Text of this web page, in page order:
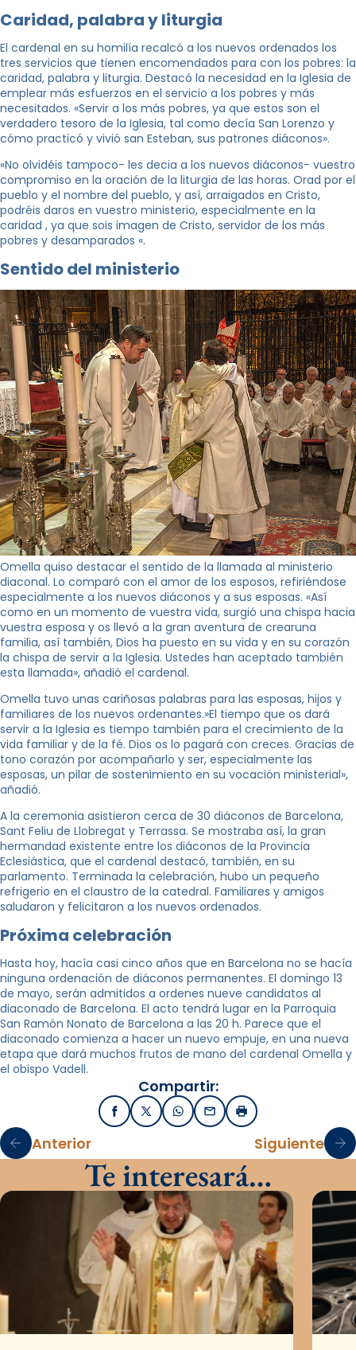
Caridad, palabra y liturgia
El cardenal en su homilía recalcó a los nuevos ordenados los
tres servicios que tienen encomendados para con los pobres: la
caridad, palabra y liturgia. Destacó la necesidad en la Iglesia de
emplear más esfuerzos en el servicio a los pobres y más
necesitados. «Servir a los más pobres, ya que estos son el
verdadero tesoro de la Iglesia, tal como decía San Lorenzo y
cómo practicó y vivió san Esteban, sus patrones diáconos».
«No olvidéis tampoco- les decia a los nuevos diáconos- vuestro
compromiso en la oración de la liturgia de las horas. Orad por el
pueblo y el nombre del pueblo, y así, arraigados en Cristo,
podréis daros en vuestro ministerio, especialmente en la
caridad , ya que sois imagen de Cristo, servidor de los más
pobres y desamparados «.
Sentido del ministerio
Omella quiso destacar el sentido de la llamada al ministerio
diaconal. Lo comparó con el amor de los esposos, refiriéndose
especialmente a los nuevos diáconos y a sus esposas. «Así
como en un momento de vuestra vida, surgió una chispa hacia
vuestra esposa y os llevó a la gran aventura de crearuna
familia, así también, Dios ha puesto en su vida y en su corazón
la chispa de servir a la Iglesia. Ustedes han aceptado también
esta llamada», añadió el cardenal.
Omella tuvo unas cariñosas palabras para las esposas, hijos y
familiares de los nuevos ordenantes.»El tiempo que os dará
servir a la Iglesia es tiempo también para el crecimiento de la
vida familiar y de la fé. Dios os lo pagará con creces. Gracias de
tono corazón por acompañarlo y ser, especialmente las
esposas, un pilar de sostenimiento en su vocación ministerial»,
añadió.
A la ceremonia asistieron cerca de 30 diáconos de Barcelona, ​​
Sant Feliu de Llobregat y Terrassa. Se mostraba así, la gran
hermandad existente entre los diáconos de la Provincia
Eclesiástica, que el cardenal destacó, también, en su
parlamento. Terminada la celebración, hubo un pequeño
refrigerio en el claustro de la catedral. Familiares y amigos
saludaron y felicitaron a los nuevos ordenados.
Próxima celebración
Hasta hoy, hacía casi cinco años que en Barcelona no se hacía
ninguna ordenación de diáconos permanentes. El domingo 13
de mayo, serán admitidos a ordenes nueve candidatos al
diaconado de Barcelona. El acto tendrá lugar en la Parroquia
San Ramón Nonato de Barcelona a las 20 h. Parece que el
diaconado comienza a hacer un nuevo empuje, en una nueva
etapa que dará muchos frutos de mano del cardenal Omella y
el obispo Vadell.
Compartir:
FacebookX / TwitterWhatsApp
EmailImprimir
Anterior Siguiente
Te interesará…